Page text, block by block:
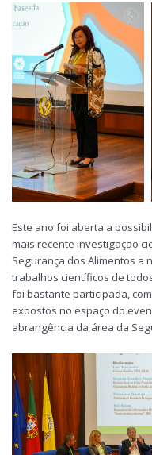
Este ano foi aberta a
mais recente investigação
Segurança dos Alimentos a
trabalhos científicos de
foi bastante participada,
expostos no espaço do
abrangência da área da